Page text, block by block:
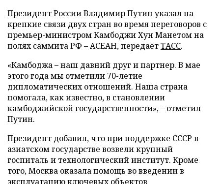
Президент России Владимир Путин указал на
крепкие связи двух стран во время переговоров с
премьер-министром Камбоджи Хун Манетом на
полях саммита РФ – АСЕАН, передаетТАСС.
«Камбоджа – наш давний друг и партнер. В мае
этого года мы отметили 70-летие
дипломатических отношений. Наша страна
помогала, как известно, в становлении
камбоджийской государственности», – отметил
Путин.
Президент добавил, что при поддержке СССР в
азиатском государстве возвели крупный
госпиталь и технологический институт. Кроме
того, Москва оказала помощь во введении в
эксплуатацию ключевых объектов